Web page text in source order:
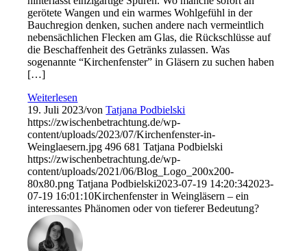
gerötete Wangen und ein warmes Wohlgefühl in der
Bauchregion denken, suchen andere nach vermeintlich
nebensächlichen Flecken am Glas, die Rückschlüsse auf
die Beschaffenheit des Getränks zulassen. Was
sogenannte “Kirchenfenster” in Gläsern zu suchen haben
[…]
Weiterlesen
19. Juli 2023/vonTatjana Podbielski
https://zwischenbetrachtung.de/wp-
content/uploads/2023/07/Kirchenfenster-in-
Weinglaesern.jpg 496 681 Tatjana Podbielski
https://zwischenbetrachtung.de/wp-
content/uploads/2021/06/Blog_Logo_200x200-
80x80.png Tatjana Podbielski2023-07-19 14:20:342023-
07-19 16:01:10Kirchenfenster in Weingläsern – ein
interessantes Phänomen oder von tieferer Bedeutung?